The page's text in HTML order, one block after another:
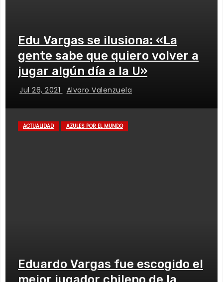
Edu Vargas se ilusiona: «La
gente sabe que quiero volver a
jugar algún día a la U»
Jul 26, 2021 Alvaro Valenzuela
ACTUALIDAD AZULES POR EL MUNDO
Eduardo Vargas fue escogido el